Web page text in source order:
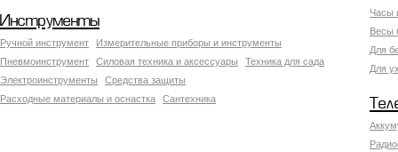
Часы
Весы
Для
Для
Инструменты
Ручной инструмент
Измерительные приборы и инструменты
Пневмоинструмент
Силовая техника и аксессуары
Техника для сада
Электроинструменты
Средства защиты
Расходные материалы и оснастка
Сантехника